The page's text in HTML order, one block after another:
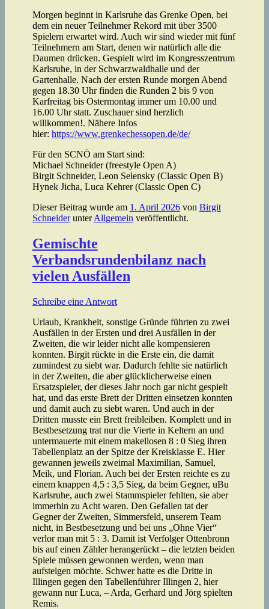
Morgen beginnt in Karlsruhe das Grenke Open, bei
dem ein neuer Teilnehmer Rekord mit über 3500
Spielern erwartet wird. Auch wir sind wieder mit fünf
Teilnehmern am Start, denen wir natürlich alle die
Daumen drücken. Gespielt wird im Kongresszentrum
Karlsruhe, in der Schwarzwaldhalle und der
Gartenhalle. Nach der ersten Runde morgen Abend
gegen 18.30 Uhr finden die Runden 2 bis 9 von
Karfreitag bis Ostermontag immer um 10.00 und
16.00 Uhr statt. Zuschauer sind herzlich
willkommen!. Nähere Infos
hier: https://www.grenkechessopen.de/de/
Für den SCNÖ am Start sind:
Michael Schneider (freestyle Open A)
Birgit Schneider, Leon Selensky (Classic Open B)
Hynek Jicha, Luca Kehrer (Classic Open C)
Dieser Beitrag wurde am 1. April 2026von Birgit
SchneiderunterAllgemein veröffentlicht.
Gemischte
Verbandsrundenbilanz nach
vielen Ausfällen
Schreibe eine Antwort
Urlaub, Krankheit, sonstige Gründe führten zu zwei
Ausfällen in der Ersten und drei Ausfällen in der
Zweiten, die wir leider nicht alle kompensieren
konnten. Birgit rückte in die Erste ein, die damit
zumindest zu siebt war. Dadurch fehlte sie natürlich
in der Zweiten, die aber glücklicherweise einen
Ersatzspieler, der dieses Jahr noch gar nicht gespielt
hat, und das erste Brett der Dritten einsetzen konnten
und damit auch zu siebt waren. Und auch in der
Dritten musste ein Brett freibleiben. Komplett und in
Bestbesetzung trat nur die Vierte in Keltern an und
untermauerte mit einem makellosen 8 : 0 Sieg ihren
Tabellenplatz an der Spitze der Kreisklasse E. Hier
gewannen jeweils zweimal Maximilian, Samuel,
Meik, und Florian. Auch bei der Ersten reichte es zu
einem knappen 4,5 : 3,5 Sieg, da beim Gegner, uBu
Karlsruhe, auch zwei Stammspieler fehlten, sie aber
immerhin zu Acht waren. Den Gefallen tat der
Gegner der Zweiten, Simmersfeld, unserem Team
nicht, in Bestbesetzung und bei uns „Ohne Vier“
verlor man mit 5 : 3. Damit ist Verfolger Ottenbronn
bis auf einen Zähler herangerückt – die letzten beiden
Spiele müssen gewonnen werden, wenn man
aufsteigen möchte. Schwer hatte es die Dritte in
Illingen gegen den Tabellenführer Illingen 2, hier
gewann nur Luca, – Arda, Gerhard und Jörg spielten
Remis.